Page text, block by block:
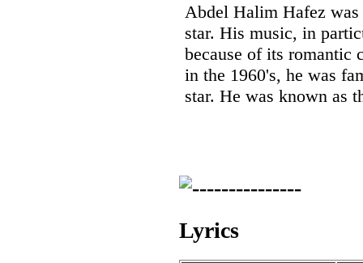
Abdel Halim Hafez
star. His music, in
because of its romantic
in the 1960's, he was
star. He was known as
Lyrics